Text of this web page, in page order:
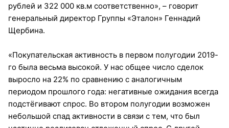
рублей и 322 000 кв.м соответственно», – говорит
генеральный директор Группы «Эталон» Геннадий
Щербина.
«Покупательская активность в первом полугодии 2019-
го была весьма высокой. У нас общее число сделок
выросло на 22% по сравнению с аналогичным
периодом прошлого года: негативные ожидания всегда
подстёгивают спрос. Во втором полугодии возможен
небольшой спад активности в связи с тем, что был